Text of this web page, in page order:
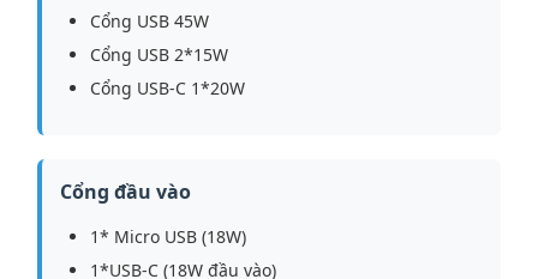
Cổng USB 45W
Cổng USB 2*15W
Cổng USB-C 1*20W
Cổng đầu vào
1* Micro USB (18W)
1*USB-C (18W đầu vào)